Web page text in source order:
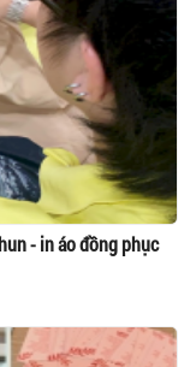
- in áo đồng phục